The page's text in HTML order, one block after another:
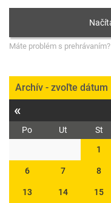
Máte problém s prehrávaním?
Archív - zvoľte dátum
«
Po Ut St
1
6 7 8
13 14 15